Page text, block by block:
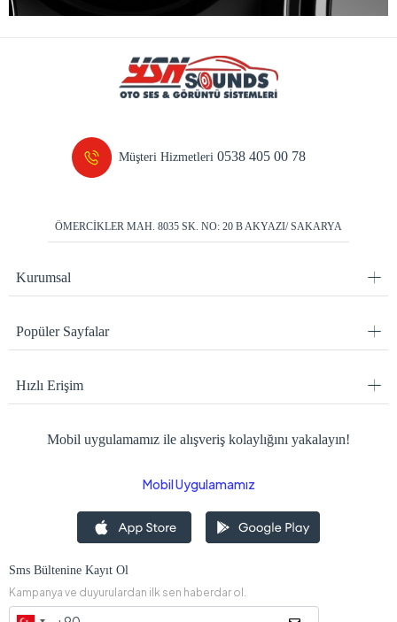
Müşteri Hizmetleri0538 405 00 78
ÖMERCİKLER MAH. 8035 SK. NO: 20 B AKYAZI/ SAKARYA
Kurumsal
Popüler Sayfalar
Hızlı Erişim
Mobil uygulamamız ile alışveriş kolaylığını yakalayın!
Mobil Uygulamamız
Sms Bültenine Kayıt Ol
Kampanya ve duyurulardan ilk sen haberdar ol.